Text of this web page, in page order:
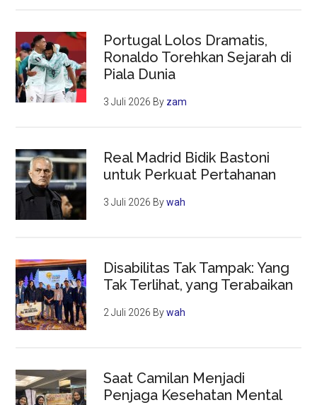
Portugal Lolos Dramatis,
Ronaldo Torehkan Sejarah di
Piala Dunia
3 Juli 2026 By zam
Real Madrid Bidik Bastoni
untuk Perkuat Pertahanan
3 Juli 2026 Bywah
Disabilitas Tak Tampak: Yang
Tak Terlihat, yang Terabaikan
2 Juli 2026 Bywah
Saat Camilan Menjadi
Penjaga Kesehatan Mental